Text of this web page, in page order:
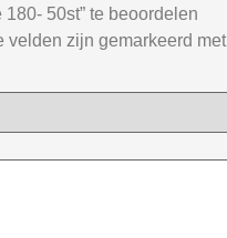
50st” te beoordelen
velden zijn gemarkeerd met